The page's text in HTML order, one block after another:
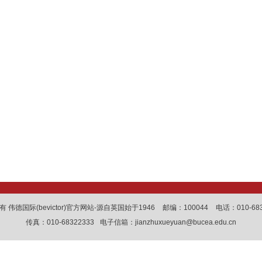
伟德国际(bevictor)官方网站-源自英国始于1946 邮编：100044
电话：010-
传真：010-68322333
电子信箱：jianzhuxueyuan@bucea.edu.cn